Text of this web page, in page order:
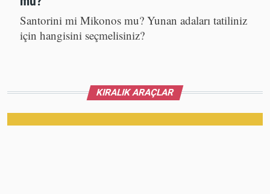
Yunan adaları tatili: Santorini mi Mikonos
için hangisini seçmelisiniz?